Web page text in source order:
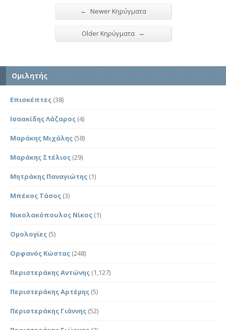
← Newer Κηρύγματα
Older Κηρύγματα →
Ομιλητής
Επισκέπτες (38)
Ισαακίδης Λάζαρος (4)
Μαράκης Μιχάλης (58)
Μαράκης Στέλιος (29)
Μητράκης Παναγιώτης (1)
Μπέκος Τάσος (3)
Νικολακόπουλος Νίκος (1)
Ομολογίες (5)
Ορφανός Κώστας (248)
Περιστεράκης Αντώνης (1,127)
Περιστεράκης Αρτέμης (5)
Περιστεράκης Γιάννης (52)